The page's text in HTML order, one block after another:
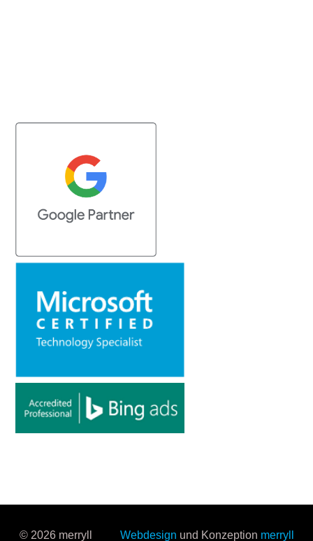
© 2026 merryll Webdesign und Konzeption merryll